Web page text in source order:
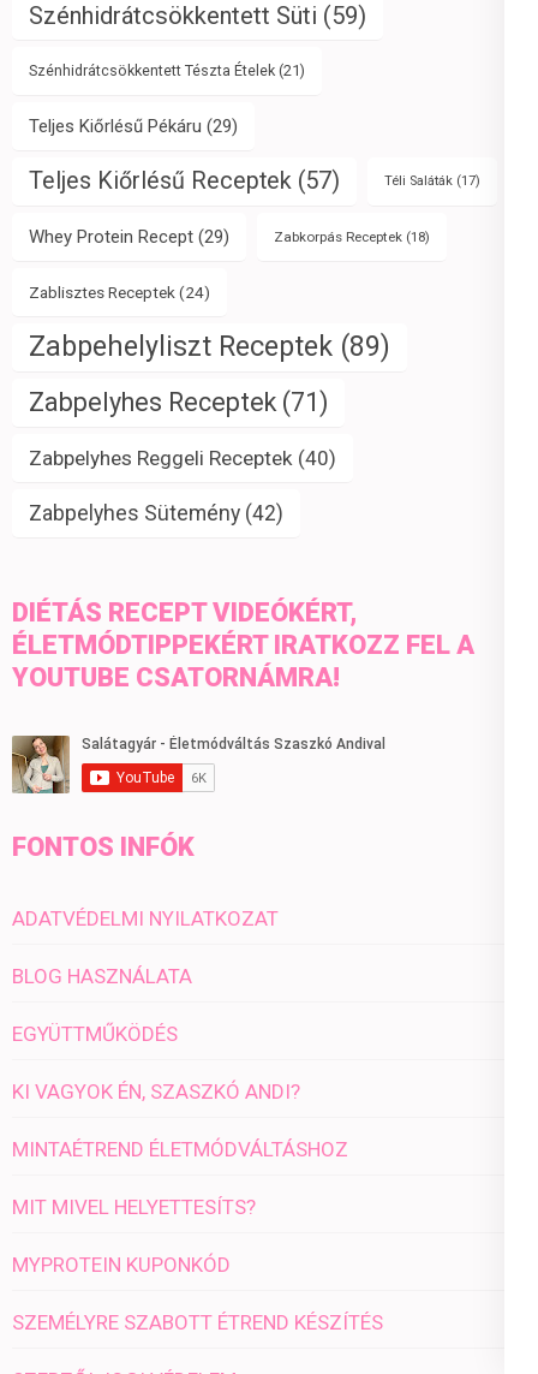
Szénhidrátcsökkentett Süti (59)
Szénhidrátcsökkentett Tészta Ételek (21)
Teljes Kiőrlésű Pékáru (29)
Teljes Kiőrlésű Receptek (57) Téli Saláták (17)
Whey Protein Recept (29) Zabkorpás Receptek (18)
Zablisztes Receptek(24)
Zabpehelyliszt Receptek (89)
Zabpelyhes Receptek (71)
Zabpelyhes Reggeli Receptek (40)
Zabpelyhes Sütemény (42)
DIÉTÁS RECEPT VIDEÓKÉRT,
ÉLETMÓDTIPPEKÉRT IRATKOZZ FEL A
YOUTUBE CSATORNÁMRA!
FONTOS INFÓK
ADATVÉDELMI NYILATKOZAT
BLOG HASZNÁLATA
EGYÜTTMŰKÖDÉS
KI VAGYOK ÉN, SZASZKÓ ANDI?
MINTAÉTREND ÉLETMÓDVÁLTÁSHOZ
MIT MIVEL HELYETTESÍTS?
MYPROTEIN KUPONKÓD
SZEMÉLYRE SZABOTT ÉTREND KÉSZÍTÉS